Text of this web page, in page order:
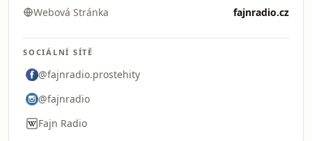
Webová Stránka fajnradio.cz
SOCIÁLNÍ SÍTĚ
@fajnradio.prostehity
@fajnradio
Fajn Radio